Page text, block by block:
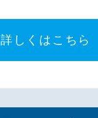
詳しくはこちら